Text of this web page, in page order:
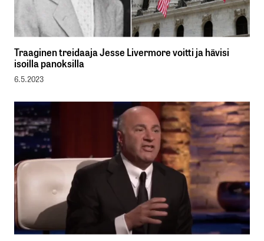
Traaginen treidaaja Jesse Livermore voitti ja hävisi
isoilla panoksilla
6.5.2023